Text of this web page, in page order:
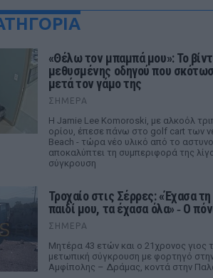
«Θέλω τον μπαμπά μου»: Το
μεθυσμένης οδηγού που
μετά τον γάμο της
ΣΉΜΕΡΑ
Η Jamie Lee Komoroski, με αλκοόλ
ορίου, έπεσε πάνω στο golf cart των
Beach - τώρα νέο υλικό από το
αποκαλύπτει τη συμπεριφορά της
σύγκρουση
Τροχαίο στις Σέρρες: «Έχασα τη
παιδί μου, τα έχασα όλα» ‑ Ο
ΣΉΜΕΡΑ
Μητέρα 43 ετών και ο 21χρονος γιος
μετωπική σύγκρουση με φορτηγό
Αμφίπολης – Δράμας, κοντά στην